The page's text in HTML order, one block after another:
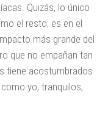
Quizás, lo único
el resto, es en el
más grande del
que no empañan tan
tiene acostumbrados
como yo, tranquilos,